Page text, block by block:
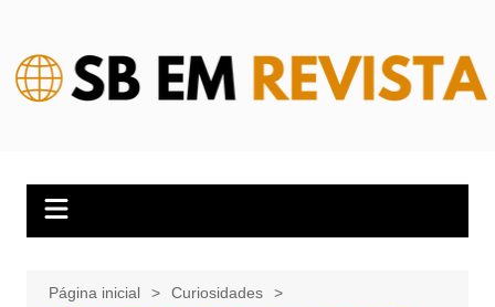
conteúdo
Página inicial
Curiosidades